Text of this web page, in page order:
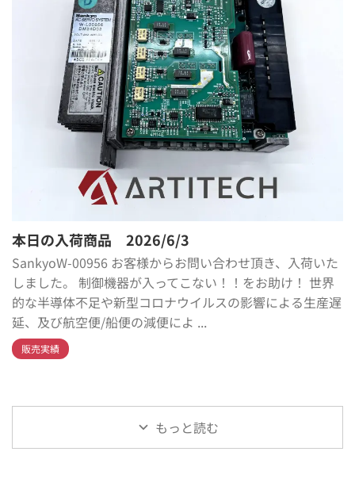
本日の入荷商品 2026/6/3
SankyoW-00956 お客様からお問い合わせ頂き、入荷いた
しました。 制御機器が入ってこない！！をお助け！ 世界
的な半導体不足や新型コロナウイルスの影響による生産遅
延、及び航空便/船便の減便によ ...
販売実績
もっと読む